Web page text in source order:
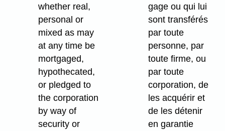
whether real,
personal or
mixed as may
at any time be
mortgaged,
hypothecated,
or pledged to
the corporation
by way of
security or
gage ou qui lui
sont transférés
par toute
personne, par
toute firme, ou
par toute
corporation, de
les acquérir et
de les détenir
en garantie